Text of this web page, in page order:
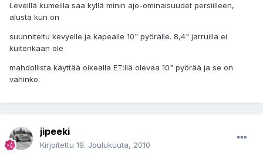
Leveillä kumeilla saa kyllä minin ajo-ominaisuudet persiilleen,
alusta kun on
suunniteltu kevyelle ja kapealle 10" pyörälle. 8,4" jarruilla ei
kuitenkaan ole
mahdollista käyttää oikealla ET:llä olevaa 10" pyörää ja se on
vahinko.
jipeeki
Kirjoitettu 19. Joulukuuta, 2010